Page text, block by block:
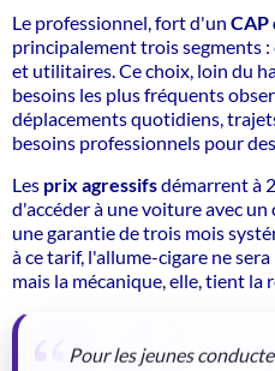
Le professionnel, fort d'un CAP
principalement trois segments
et utilitaires. Ce choix, loin du
besoins les plus fréquents
déplacements quotidiens,
besoins professionnels pour
Les prix agressifsdémarrent à
d'accéder à une voiture avec
unegarantie de trois mois
à ce tarif, l'allume-cigare ne
mais la mécanique, elle, tient la
Pour les jeunes